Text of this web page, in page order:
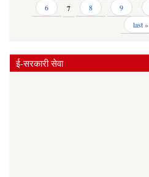
6
7 8 9
last »
ई-सरकारी सेवा